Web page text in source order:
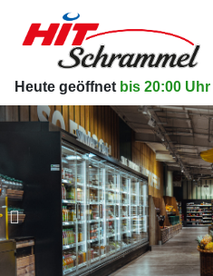
Heute geöffnet bis 20:00 Uhr